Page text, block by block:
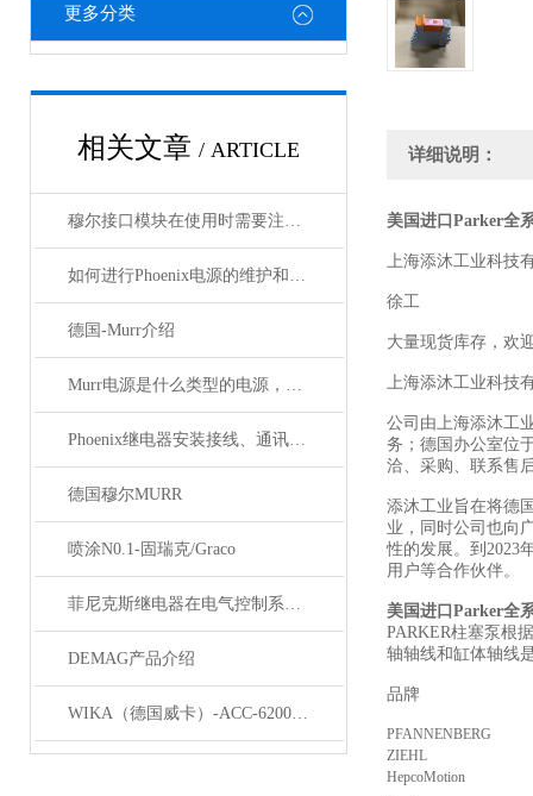
更多分类
相关文章 / ARTICLE
穆尔接口模块在使用时需要注意哪些问题？
如何进行Phoenix电源的维护和保养？
德国-Murr介绍
Murr电源是什么类型的电源，主要用于哪些领域？
Phoenix继电器安装接线、通讯集成与故障诊断指南
德国穆尔MURR
喷涂N0.1-固瑞克/Graco
菲尼克斯继电器在电气控制系统中的应用
DEMAG产品介绍
WIKA（德国威卡）-ACC-6200系列压力变送器简介
详细说明：
美国进口Parker全
上海添沐工业科技
徐工
大量现货库存，欢
上海添沐工业科技
公司由上海添沐工
务；德国办公室位
洽、采购、联系售
添沐工业旨在将德
业，同时公司也向
性的发展。到2023
用户等合作伙伴。
美国进口Parker全
PARKER柱塞泵根
轴轴线和缸体轴线
品牌
PFANNENBERG
ZIEHL
HepcoMotion